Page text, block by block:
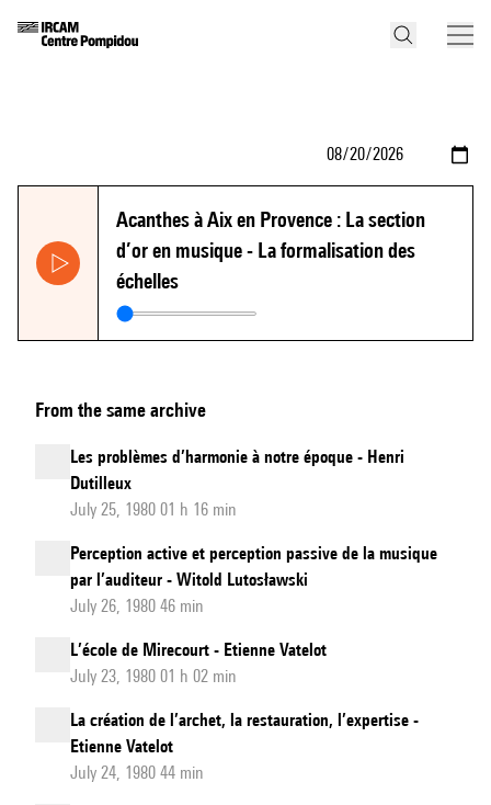
Acanthes à Aix en Provence : La section
d’or en musique - La formalisation des
échelles
From the same archive
Les problèmes d’harmonie à notre époque - Henri
Dutilleux
July 25, 1980 01 h 16 min
Perception active et perception passive de la musique
par l’auditeur - Witold Lutosławski
July 26, 1980 46 min
L’école de Mirecourt - Etienne Vatelot
July 23, 1980 01 h 02 min
La création de l’archet, la restauration, l’expertise -
Etienne Vatelot
July 24, 1980 44 min